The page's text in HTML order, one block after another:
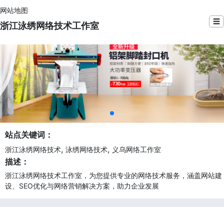
网站地图
浙江泳绣网络技术工作室 ☰
站点关键词：
浙江泳绣网络技术, 泳绣网络技术, 义乌网络工作室
描述：
浙江泳绣网络技术工作室，为您提供专业的网络技术服务，涵盖网站建
设、SEO优化与网络营销解决方案，助力企业发展